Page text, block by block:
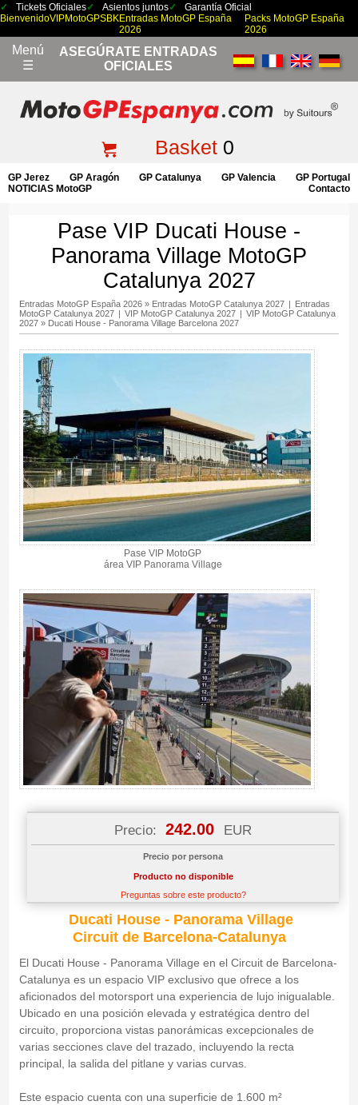
Tickets Oficiales Asientos juntos
Garantía Oficial
BienvenidoVIPMotoGPSBKEntradas MotoGP España
2026
Packs MotoGP España
2026
Menú
☰
ASEGÚRATE ENTRADAS
OFICIALES
Basket0
GP Jerez GP Aragón GP Catalunya GP Valencia
GP Portugal
NOTICIAS MotoGP
Contacto
Pase VIP Ducati House -
Panorama Village MotoGP
Catalunya 2027
Entradas MotoGP España 2026» Entradas MotoGP Catalunya 2027 | Entradas
MotoGP Catalunya 2027 | VIP MotoGP Catalunya 2027 | VIP MotoGP Catalunya
2027» Ducati House - Panorama Village Barcelona 2027
Pase VIP MotoGP
área VIP Panorama Village
Precio: 242.00 EUR
Precio por persona
Producto no disponible
Preguntas sobre este producto?
Ducati House - Panorama Village
Circuit de Barcelona-Catalunya
El Ducati House - Panorama Village en el Circuit de Barcelona-
Catalunya es un espacio VIP exclusivo que ofrece a los
aficionados del motorsport una experiencia de lujo inigualable.
Ubicado en una posición elevada y estratégica dentro del
circuito, proporciona vistas panorámicas excepcionales de
varias secciones clave del trazado, incluyendo la recta
principal, la salida del pitlane y varias curvas.
Este espacio cuenta con una superficie de 1.600 m²